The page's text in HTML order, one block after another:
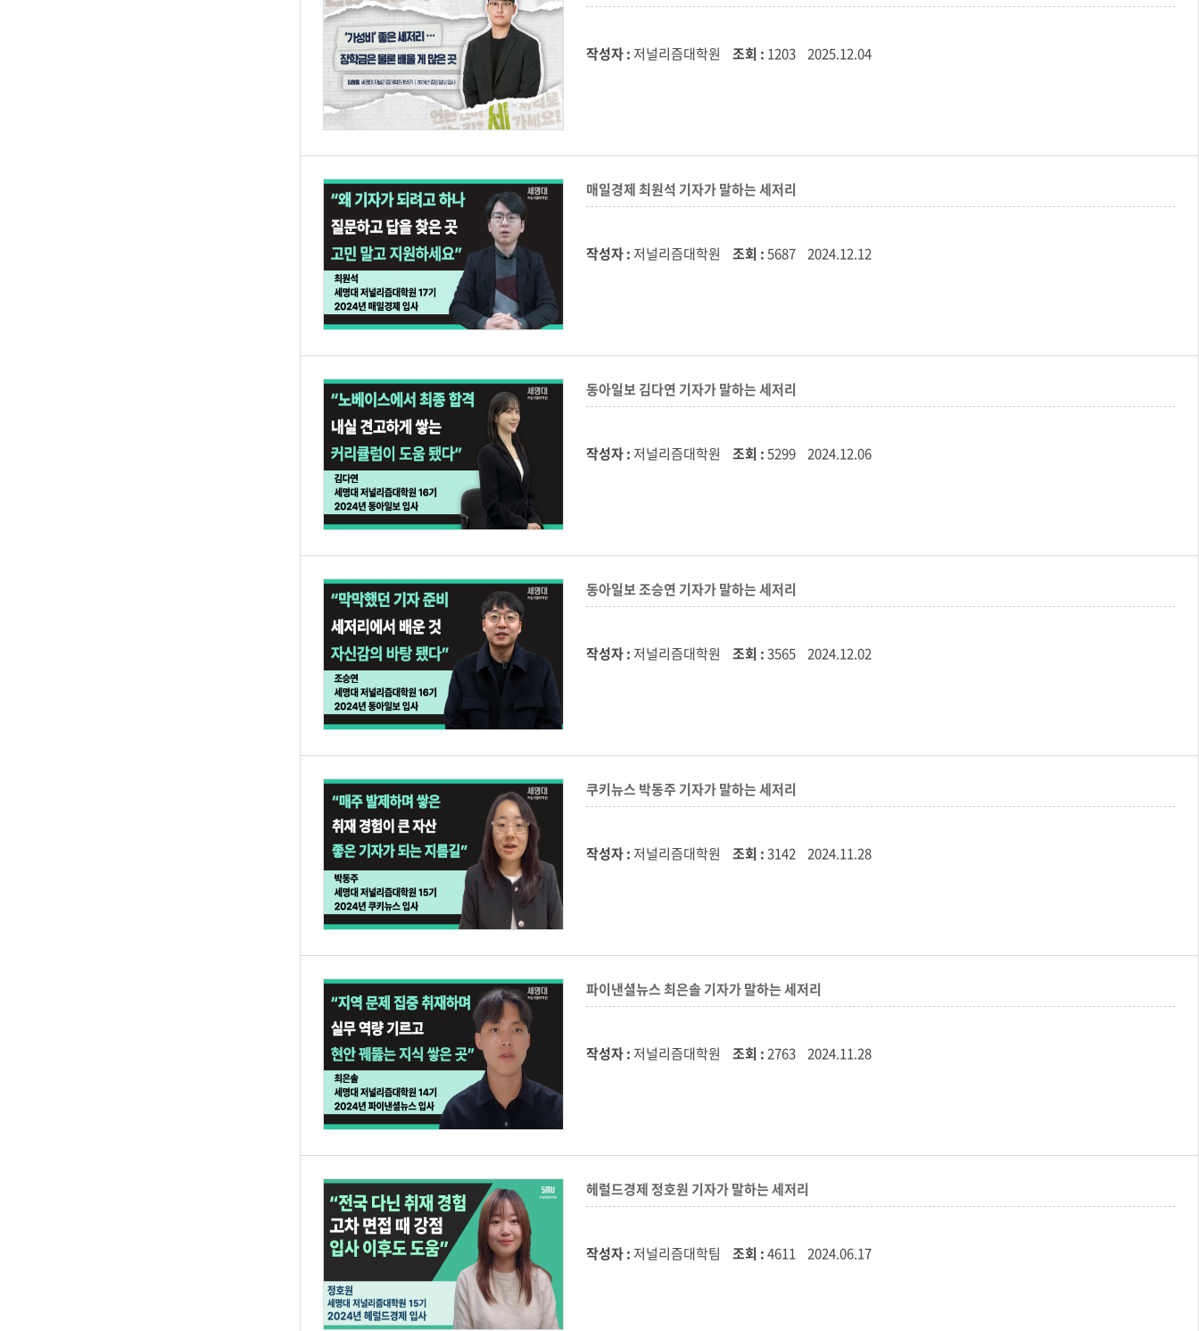
작성자 : 저널리즘대학원 조회 : 1203 2025.12.04
매일경제 최원석 기자가 말하는 세저리
작성자 : 저널리즘대학원 조회 :5687 2024.12.12
동아일보 김다연 기자가 말하는 세저리
작성자 : 저널리즘대학원 조회 :5299 2024.12.06
동아일보 조승연 기자가 말하는 세저리
작성자 : 저널리즘대학원 조회 :3565 2024.12.02
쿠키뉴스 박동주 기자가 말하는 세저리
작성자 : 저널리즘대학원 조회 :3142 2024.11.28
파이낸셜뉴스 최은솔 기자가 말하는 세저리
작성자 : 저널리즘대학원 조회 :2763 2024.11.28
헤럴드경제 정호원 기자가 말하는 세저리
작성자 : 저널리즘대학팀 조회 :4611 2024.06.17